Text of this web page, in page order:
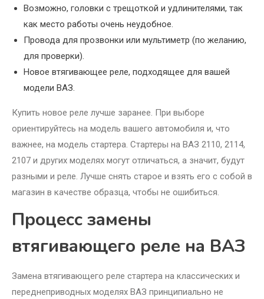
Возможно, головки с трещоткой и удлинителями, так
как место работы очень неудобное.
Провода для прозвонки или мультиметр (по желанию,
для проверки).
Новое втягивающее реле, подходящее для вашей
модели ВАЗ.
Купить новое реле лучше заранее. При выборе
ориентируйтесь на модель вашего автомобиля и, что
важнее, на модель стартера. Стартеры на ВАЗ 2110, 2114,
2107 и других моделях могут отличаться, а значит, будут
разными и реле. Лучше снять старое и взять его с собой в
магазин в качестве образца, чтобы не ошибиться.
Процесс замены
втягивающего реле на ВАЗ
Замена втягивающего реле стартера на классических и
переднеприводных моделях ВАЗ принципиально не